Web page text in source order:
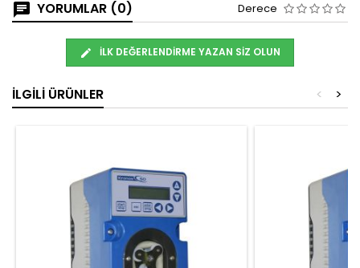
YORUMLAR (0) Derece
İLK DEĞERLENDIRME YAZAN SIZ OLUN
İLGILI ÜRÜNLER >
<